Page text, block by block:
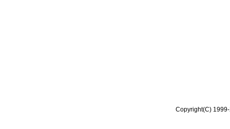
Copyright(C)